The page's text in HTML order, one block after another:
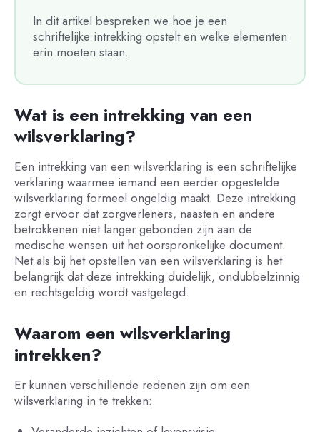
In dit artikel bespreken we hoe je een
schriftelijke intrekking opstelt en welke elementen
erin moeten staan.
Wat is een intrekking van een
wilsverklaring?
Een intrekking van een wilsverklaring is een schriftelijke
verklaring waarmee iemand een eerder opgestelde
wilsverklaring formeel ongeldig maakt. Deze intrekking
zorgt ervoor dat zorgverleners, naasten en andere
betrokkenen niet langer gebonden zijn aan de
medische wensen uit het oorspronkelijke document.
Net als bij het opstellen van een wilsverklaring is het
belangrijk dat deze intrekking duidelijk, ondubbelzinnig
en rechtsgeldig wordt vastgelegd.
Waarom een wilsverklaring
intrekken?
Er kunnen verschillende redenen zijn om een
wilsverklaring in te trekken: